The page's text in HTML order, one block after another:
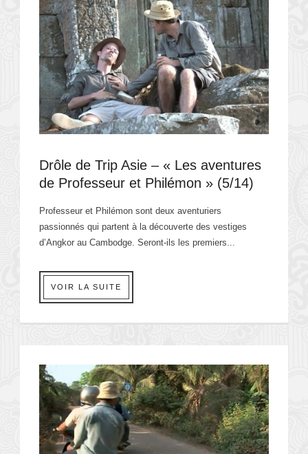
Drôle de Trip Asie – « Les aventures
de Professeur et Philémon » (5/14)
Professeur et Philémon sont deux aventuriers
passionnés qui partent à la découverte des vestiges
d’Angkor au Cambodge. Seront-ils les premiers...
VOIR LA SUITE